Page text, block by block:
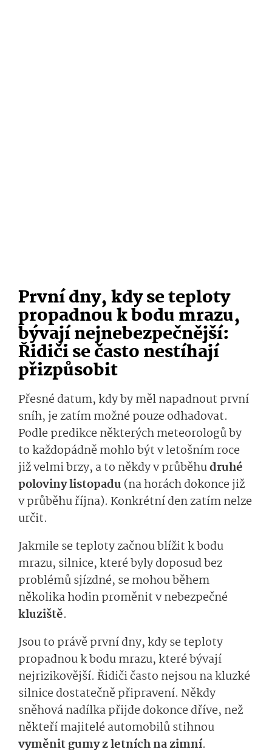
První dny, kdy se teploty
propadnou k bodu mrazu,
bývají nejnebezpečnější:
Řidiči se často nestíhají
přizpůsobit
Přesné datum, kdy by měl napadnout první
sníh, je zatím možné pouze odhadovat.
Podle predikce některých meteorologů by
to každopádně mohlo být v letošním roce
již velmi brzy, a to někdy v průběhudruhé
poloviny listopadu (na horách dokonce již
v průběhu října). Konkrétní den zatím nelze
určit.
Jakmile se teploty začnou blížit k bodu
mrazu, silnice, které byly doposud bez
problémů sjízdné, se mohou během
několika hodin proměnit v nebezpečné
kluziště.
Jsou to právě první dny, kdy se teploty
propadnou k bodu mrazu, které bývají
nejrizikovější. Řidiči často nejsou na kluzké
silnice dostatečně připravení. Někdy
sněhová nadílka přijde dokonce dříve, než
někteří majitelé automobilů stihnou
vyměnit gumy z letních na zimní.